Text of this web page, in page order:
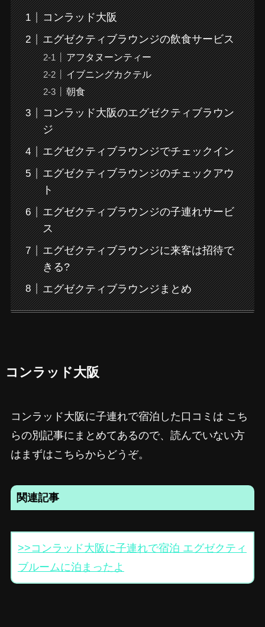
コンラッド大阪
エグゼクティブラウンジの飲食サービス
アフタヌーンティー
イブニングカクテル
朝食
コンラッド大阪のエグゼクティブラウン
ジ
エグゼクティブラウンジでチェックイン
エグゼクティブラウンジのチェックアウ
ト
エグゼクティブラウンジの子連れサービ
ス
エグゼクティブラウンジに来客は招待で
きる?
エグゼクティブラウンジまとめ
コンラッド大阪
コンラッド大阪に子連れで宿泊した口コミは こち
らの別記事にまとめてあるので、読んでいない方
はまずはこちらからどうぞ。
関連記事
>>コンラッド大阪に子連れで宿泊 エグゼクティ
ブルームに泊まったよ